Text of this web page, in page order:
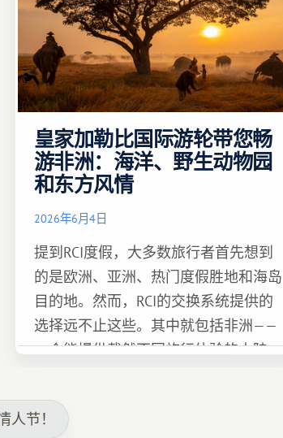
皇家加勒比国际游轮带您畅
游非洲：海洋、野生动物园
和东方风情
2026年6月4日
提到RCI度假，大多数旅行者首先想到
的是欧洲、亚洲、热门度假胜地和海岛
目的地。然而，RCI的交换系统提供的
选择远不止这些。其中就包括非洲——
一个能提供截然不同旅行体验的大陆。
节！